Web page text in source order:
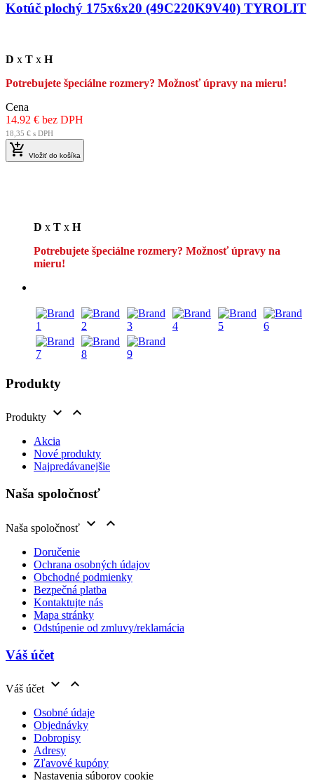
Kotúč plochý 175x6x20 (49C220K9V40) TYROLIT
D x T x H
Potrebujete špeciálne rozmery? Možnosť úpravy na mieru!
Cena
14.92 € bez DPH
18,35 € s DPH
 Vložiť do košíka
D x T x H
Potrebujete špeciálne rozmery? Možnosť úpravy na
mieru!
Produkty
Produkty  
Akcia
Nové produkty
Najpredávanejšie
Naša spoločnosť
Naša spoločnosť  
Doručenie
Ochrana osobných údajov
Obchodné podmienky
Bezpečná platba
Kontaktujte nás
Mapa stránky
Odstúpenie od zmluvy/reklamácia
Váš účet
Váš účet  
Osobné údaje
Objednávky
Dobropisy
Adresy
Zľavové kupóny
Nastavenia súborov cookie